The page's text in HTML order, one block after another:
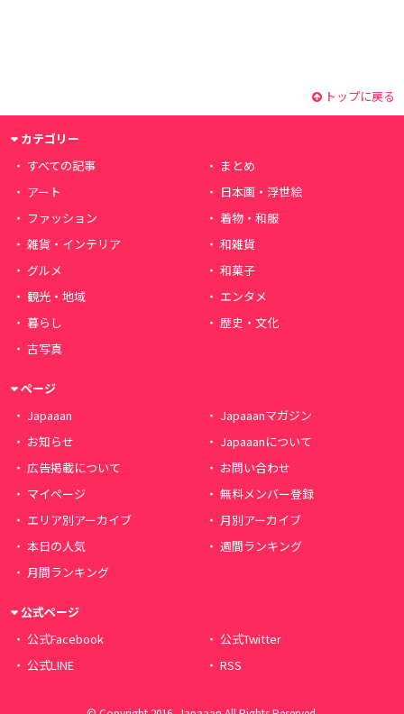
トップに戻る
カテゴリー
すべての記事
まとめ
アート
日本画・浮世絵
ファッション
着物・和服
雑貨・インテリア
和雑貨
グルメ
和菓子
観光・地域
エンタメ
暮らし
歴史・文化
古写真
ページ
Japaaan
Japaaanマガジン
お知らせ
Japaaanについて
広告掲載について
お問い合わせ
マイページ
無料メンバー登録
エリア別アーカイブ
月別アーカイブ
本日の人気
週間ランキング
月間ランキング
公式ページ
公式Facebook
公式Twitter
公式LINE
RSS